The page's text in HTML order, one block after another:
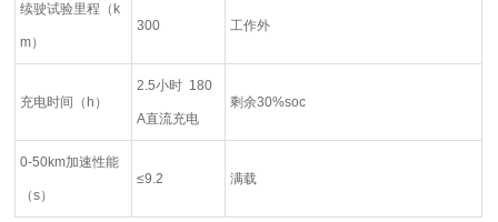
续驶试验里程（k
m）
300 工作外
充电时间（h）
2.5小时 180
A直流充电
剩余30%soc
0-50km加速性能
（s）
≤9.2 满载